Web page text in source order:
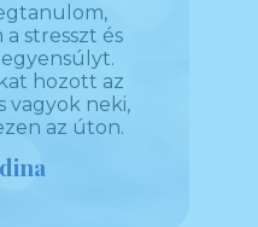
stresszt és
hozott az
vagyok neki,
az úton.